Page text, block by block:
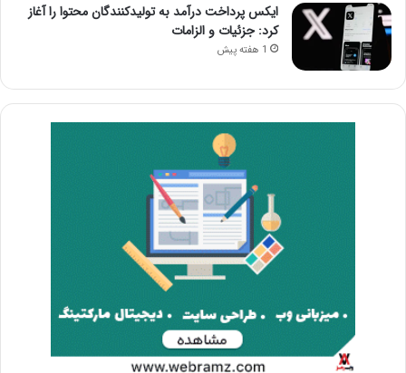
ایکس پرداخت درآمد به تولیدکنندگان محتوا را آغاز
کرد: جزئیات و الزامات
1 هفته پیش